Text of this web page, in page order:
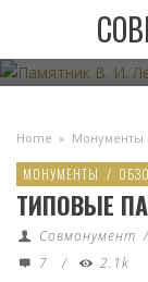
ПАМЯТНИК В.
Home » Монументы
МОНУМЕНТЫ /
ТИПОВЫЕ
Совмонумент /
7
/ 2.1k